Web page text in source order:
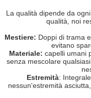
La qualità dipende da
qualità, noi
Mestiere: Doppi di trama
evitano
Materiale: capelli umani
senza mescolare
Estremità:
nessun'estremità